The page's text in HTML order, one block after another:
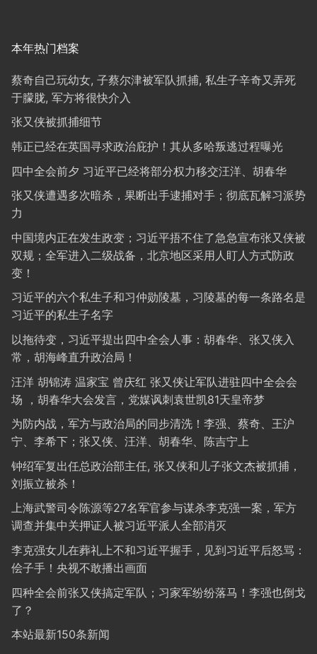
本年热门档案
蔡奇自己玩幼女, 子蔡尔津被军队抓捕, 私生子辛奇又弄死
于朦胧, 军方将很快介入
张又侠被抓捕细节
韩正已经在英国寻求政治庇护！其从多哈叛逃过程曝光
四中全会前夕 习近平已经将部分权力移交汪洋、胡春华
张又侠遭遇多次暗杀，果断出手逮捕对手；彻底瓦解习派势
力
中国境内正在发生政变；习近平捂不住了急急宣布张又侠被
双规；全军进入二级战备，北京地区采用人盯人方式防政
变！
习近平的六个私生子和习仲勋陵墓，习陵墓的每一条路名是
习近平的私生子名字
以拖待变，习近平提出四中全会人事：胡春华、张又侠入
常，胡海峰直升政治局！
汪洋 胡锦涛 温家宝 曾庆红 张又侠让军队进驻四中全会会
场 ，胡春华大会发言，党媒讽刺袁世凯81天皇帝梦
为防内战，军方与政治局的同步清洗！李强、蔡奇、王沪
宁、李希下；张又侠、汪洋、胡春华、陈吉宁上
钟绍军复出任总政治部主任, 张又侠和儿子张文杰被抓捕，
刘振立被杀！
上海武警司令陈源等27名军官参与谋杀李克强一案，军方
调查并集中关押证人被习近平派人全部消灭
李克强女儿在葬礼上不和习近平握手，见到习近平后怒骂：
侩子手！央视不敢播出画面
四种全会前张又侠搞定军队；习家军纷纷落马！李强也倒戈
了？
本站最新150条新闻